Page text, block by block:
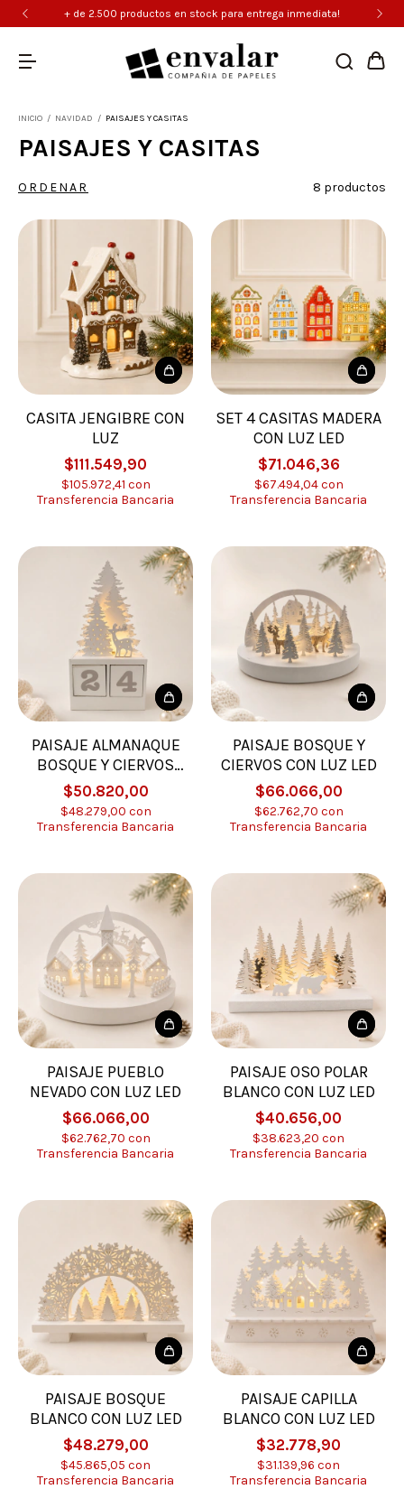
+ de 2.500 productos en stock para entrega inmediata!
INICIO / NAVIDAD / PAISAJES Y CASITAS
PAISAJES Y CASITAS
ORDENAR 8 productos
CASITA JENGIBRE CON
LUZ
$111.549,90
$105.972,41 con
Transferencia Bancaria
SET 4 CASITAS MADERA
CON LUZ LED
$71.046,36
$67.494,04con
Transferencia Bancaria
PAISAJE ALMANAQUE
BOSQUE Y CIERVOS
CON LUZ LED
$50.820,00
$48.279,00 con
Transferencia Bancaria
PAISAJE BOSQUE Y
CIERVOS CON LUZ LED
$66.066,00
$62.762,70 con
Transferencia Bancaria
PAISAJE PUEBLO
NEVADO CON LUZ LED
$66.066,00
$62.762,70 con
Transferencia Bancaria
PAISAJE OSO POLAR
BLANCO CON LUZ LED
$40.656,00
$38.623,20 con
Transferencia Bancaria
PAISAJE BOSQUE
BLANCO CON LUZ LED
$48.279,00
$45.865,05 con
Transferencia Bancaria
PAISAJE CAPILLA
BLANCO CON LUZ LED
$32.778,90
$31.139,96 con
Transferencia Bancaria